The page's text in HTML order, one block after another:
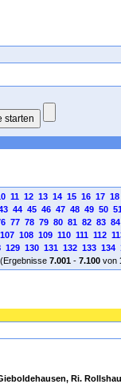
11 12 13 14 15 16 17 18
44 45 46 47 48 49 50
77 78 79 80 81 82 83 84
107 108 109 110 111 112
129 130 131 132 133 134
(Ergebnisse 7.001- 7.100von
Ri.